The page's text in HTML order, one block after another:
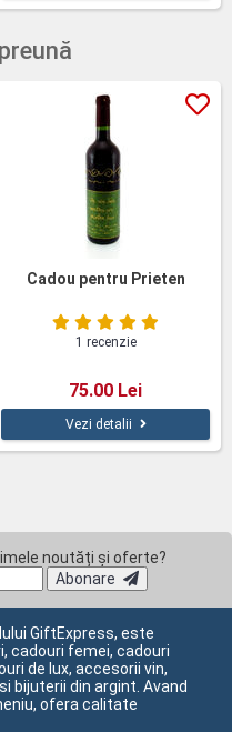
Cadou pentru Prieten
1 recenzie
75.00 Lei
Vezi detalii
noutăți și oferte?
Abonare
GiftExpress, este
cadouri femei, cadouri
de lux, accesorii vin,
bijuterii din argint. Avand
ofera calitate